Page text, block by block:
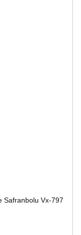
Safranbolu Vx-797